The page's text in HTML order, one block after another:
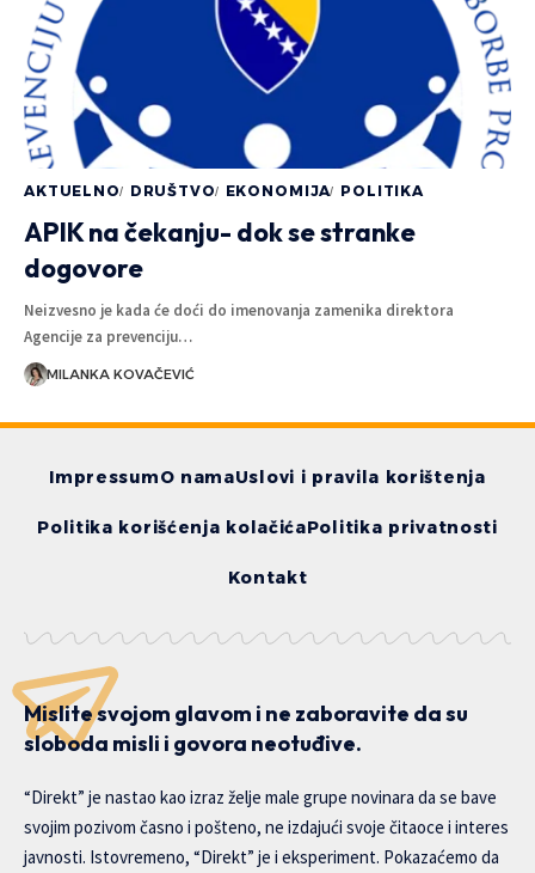
AKTUELNO DRUŠTVO EKONOMIJA POLITIKA
APIK na čekanju- dok se stranke
dogovore
Neizvesno je kada će doći do imenovanja zamenika direktora
Agencije za prevenciju…
MILANKA KOVAČEVIĆ
ImpressumO namaUslovi i pravila korištenja
Politika korišćenja kolačićaPolitika privatnosti
Kontakt
Mislite svojom glavom i ne zaboravite da su
sloboda misli i govora neotuđive.
“Direkt” je nastao kao izraz želje male grupe novinara da se bave
svojim pozivom časno i pošteno, ne izdajući svoje čitaoce i interes
javnosti. Istovremeno, “Direkt” je i eksperiment. Pokazaćemo da